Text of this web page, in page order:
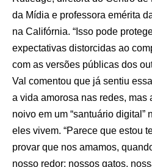
da Mídia e professora emérita
na Califórnia. “Isso pode
expectativas distorcidas ao
com as versões públicas dos
Val comentou que já sentiu
a vida amorosa nas redes, mas
noivo em um “santuário digital”
eles vivem. “Parece que estou
provar que nos amamos,
nosso redor: nossos gatos,